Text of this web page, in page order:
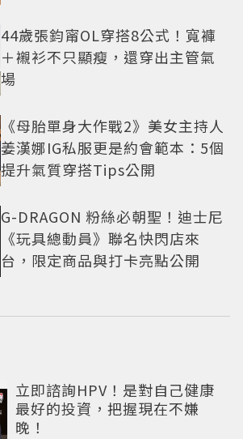
44歲張鈞甯OL穿搭8公式！寬褲
＋襯衫不只顯瘦，還穿出主管氣
場
《母胎單身大作戰2》美女主持人
姜漢娜IG私服更是約會範本：5個
提升氣質穿搭Tips公開
G-DRAGON 粉絲必朝聖！迪士尼
《玩具總動員》聯名快閃店來
台，限定商品與打卡亮點公開
立即諮詢HPV！是對自己健康
最好的投資，把握現在不嫌
晚！